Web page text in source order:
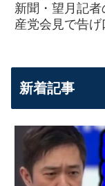
新聞・望月記
産党会見で告げ
新着記事